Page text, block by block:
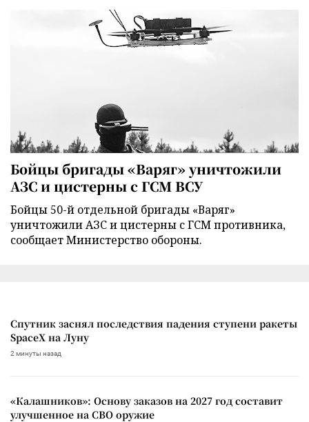
Бойцы бригады «Варяг» уничтожили
АЗС и цистерны с ГСМ ВСУ
Бойцы 50-й отдельной бригады «Варяг»
уничтожили АЗС и цистерны с ГСМ противника,
сообщает Министерство обороны.
Спутник заснял последствия падения ступени ракеты
SpaceX на Луну
2 минуты назад
«Калашников»: Основу заказов на 2027 год составит
улучшенное на СВО оружие